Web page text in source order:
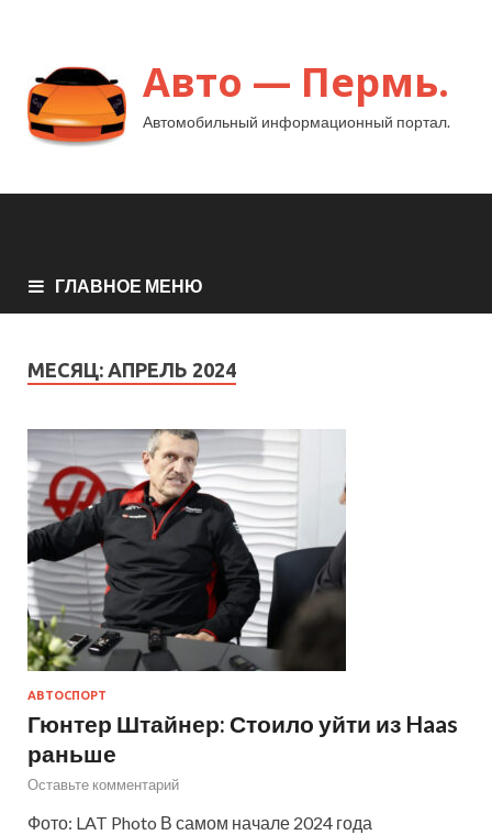
Авто — Пермь.
Автомобильный информационный портал.
ГЛАВНОЕ МЕНЮ
МЕСЯЦ: АПРЕЛЬ 2024
АВТОСПОРТ
Гюнтер Штайнер: Стоило уйти из Haas
раньше
Оставьте комментарий
Фото: LAT Photo В самом начале 2024 года